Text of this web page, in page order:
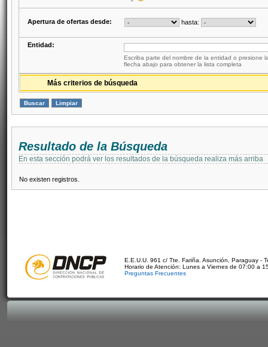
Apertura de ofertas desde: hasta:
Entidad:
Escriba parte del nombre de la entidad o presione
flecha abajo para obtener la lista completa
Más criterios de búsqueda
Resultado de la Búsqueda
En esta sección podrá ver los resultados de la búsqueda realiza más arriba
No existen registros.
E.E.U.U. 961 c/ Tte. Fariña. Asunción, Paraguay -
Horario de Atención: Lunes a Viernes de 07:00 a
Preguntas Frecuentes